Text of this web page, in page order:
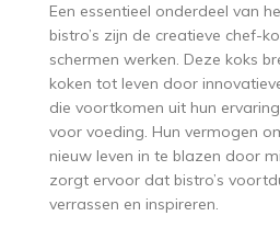
Een essentieel onderdeel van
bistro’s zijn de creatieve chef-
schermen werken. Deze koks
koken tot leven door
die voortkomen uit hun
voor voeding. Hun vermogen
nieuw leven in te blazen door
zorgt ervoor dat bistro’s
verrassen en inspireren.